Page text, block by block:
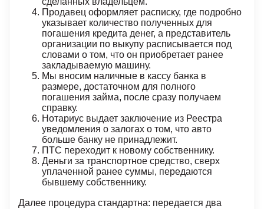
Продавец оформляет расписку, где подробно
указывает количество полученных для
погашения кредита денег, а представитель
организации по выкупу расписывается под
словами о том, что он приобретает ранее
закладываемую машину.
Мы вносим наличные в кассу банка в
размере, достаточном для полного
погашения займа, после сразу получаем
справку.
Нотариус выдает заключение из Реестра
уведомления о залогах о том, что авто
больше банку не принадлежит.
ПТС переходит к новому собственнику.
Деньги за транспортное средство, сверх
уплаченной ранее суммы, передаются
бывшему собственнику.
Далее процедура стандартна: передается два